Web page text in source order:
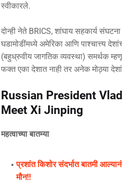
स्वीकारले.
दोन्ही नेते BRICS, शांघाय सहकार्य
घडामोडींमध्ये अमेरिका आणि पाश्चात्त्य
(बहुध्रुवीय जागतिक व्यवस्था) समर्थक
फक्त एका देशात नाही तर अनेक मोठ्या
Russian President
Meet Xi Jinping
महत्वाच्या बातम्या
प्रशांत किशोर संदर्भात बातमी
मौन!!